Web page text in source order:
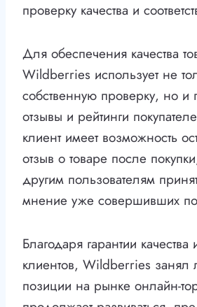
проверку качества и
Для обеспечения качества
Wildberries использует не
собственную проверку, но и
отзывы и рейтинги
клиент имеет возможность
отзыв о товаре после
другим пользователям
мнение уже совершивших
Благодаря гарантии
клиентов, Wildberries
позиции на рынке онлайн-